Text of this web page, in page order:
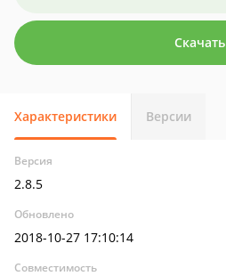
Скачать
Характеристики Версии
Версия
2.8.5
Обновлено
2018-10-27 17:10:14
Совместимость